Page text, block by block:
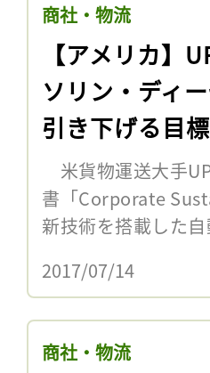
商社・物流
【アメリカ】
ソリン・ディ
引き下げる目
米貨物運送大手
書「Corporate
新技術を搭載した
2017/07/14
商社・物流